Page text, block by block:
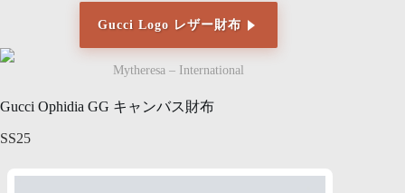
Gucci Logo レザー財布
Mytheresa – International
Gucci Ophidia GG キャンバス財布
SS25